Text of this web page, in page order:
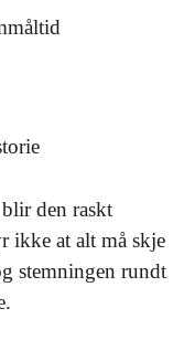
den raskt
ikke at alt må skje
stemningen rundt